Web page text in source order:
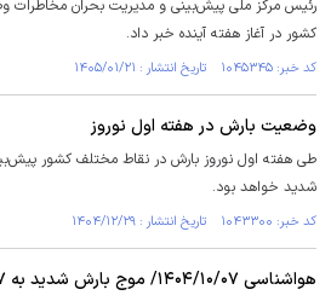
رئیس مرکز ملی پیش‌بینی و مدیریت بحران مخاطرات
کشور در آغاز هفته آینده خبر داد.
کد خبر: ۱۰۴۵۳۴۵ تاریخ انتشار : ۱۴۰۵/۰۱/۲۱
وضعیت بارش در هفته اول نوروز
طی هفته اول نوروز بارش در نقاط مختلف کشور
شدید خواهد بود.
کد خبر: ۱۰۴۳۳۰۰ تاریخ انتشار : ۱۴۰۴/۱۲/۲۹
هواشناسی ۱۴۰۴/۱۰/۰۷/ موج بارش شدید به ۷ استان رسید